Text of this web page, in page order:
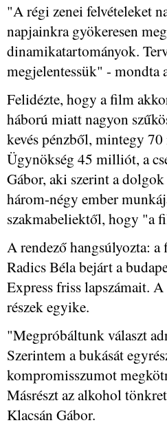
"A régi zenei felvételeket
napjainkra gyökeresen
dinamikatartományok.
megjelentessük" - mondta
Felidézte, hogy a film
háború miatt nagyon
kevés pénzből, mintegy
Ügynökség 45 milliót, a
Gábor, aki szerint a
három-négy ember
szakmabeliektől, hogy "a
A rendező hangsúlyozta:
Radics Béla bejárt a
Express friss lapszámait.
részek egyike.
"Megpróbáltunk választ
Szerintem a bukását
kompromisszumot
Másrészt az alkohol
Klacsán Gábor.